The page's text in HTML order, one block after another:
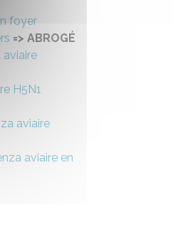
foyer
=> ABROGÉ
H5N1
aviaire
aviaire en